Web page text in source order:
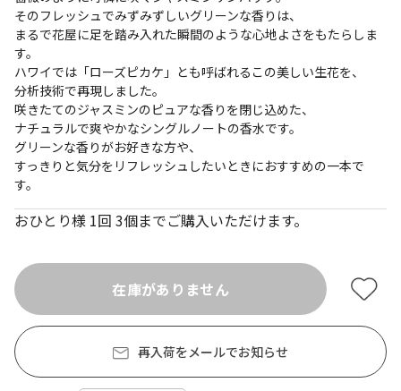
そのフレッシュでみずみずしいグリーンな香りは、
まるで花屋に足を踏み入れた瞬間のような心地よさをもたらしま
す。
ハワイでは「ローズピカケ」とも呼ばれるこの美しい生花を、
分析技術で再現しました。
咲きたてのジャスミンのピュアな香りを閉じ込めた、
ナチュラルで爽やかなシングルノートの香水です。
グリーンな香りがお好きな方や、
すっきりと気分をリフレッシュしたいときにおすすめの一本で
す。
おひとり様 1回 3個までご購入いただけます。
在庫がありません
再入荷をメールでお知らせ